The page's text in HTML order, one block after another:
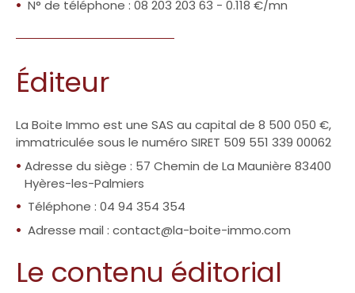
N° de téléphone : 08 203 203 63 - 0.118 €/mn
Éditeur
La Boite Immo est une SAS au capital de 8 500 050 €,
immatriculée sous le numéro SIRET 509 551 339 00062
Adresse du siège : 57 Chemin de La Maunière 83400
Hyères-les-Palmiers
Téléphone : 04 94 354 354
Adresse mail : contact@la-boite-immo.com
Le contenu éditorial